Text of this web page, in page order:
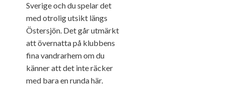
Sverige och du spelar det
med otrolig utsikt längs
Östersjön. Det går utmärkt
att övernatta på klubbens
fina vandrarhem om du
känner att det inte räcker
med bara en runda här.